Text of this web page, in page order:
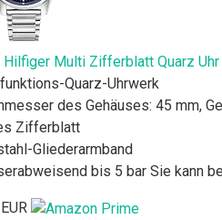
Hilfiger Multi Zifferblatt Quarz
Quarz-Uhrwerk
des Gehäuses: 45 mm,
Zifferblatt
Gliederarmband
bis 5 bar Sie kann